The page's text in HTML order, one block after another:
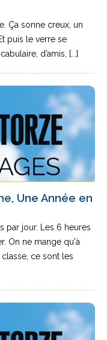
Ça sonne creux, un
puis le verre se
d’amis, [...]
Une Année en
par jour. Les 6 heures
On ne mange qu'à
ce sont les